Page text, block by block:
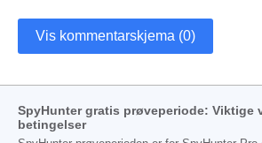
Vis kommentarskjema (0)
SpyHunter gratis prøveperiode: Viktige
betingelser